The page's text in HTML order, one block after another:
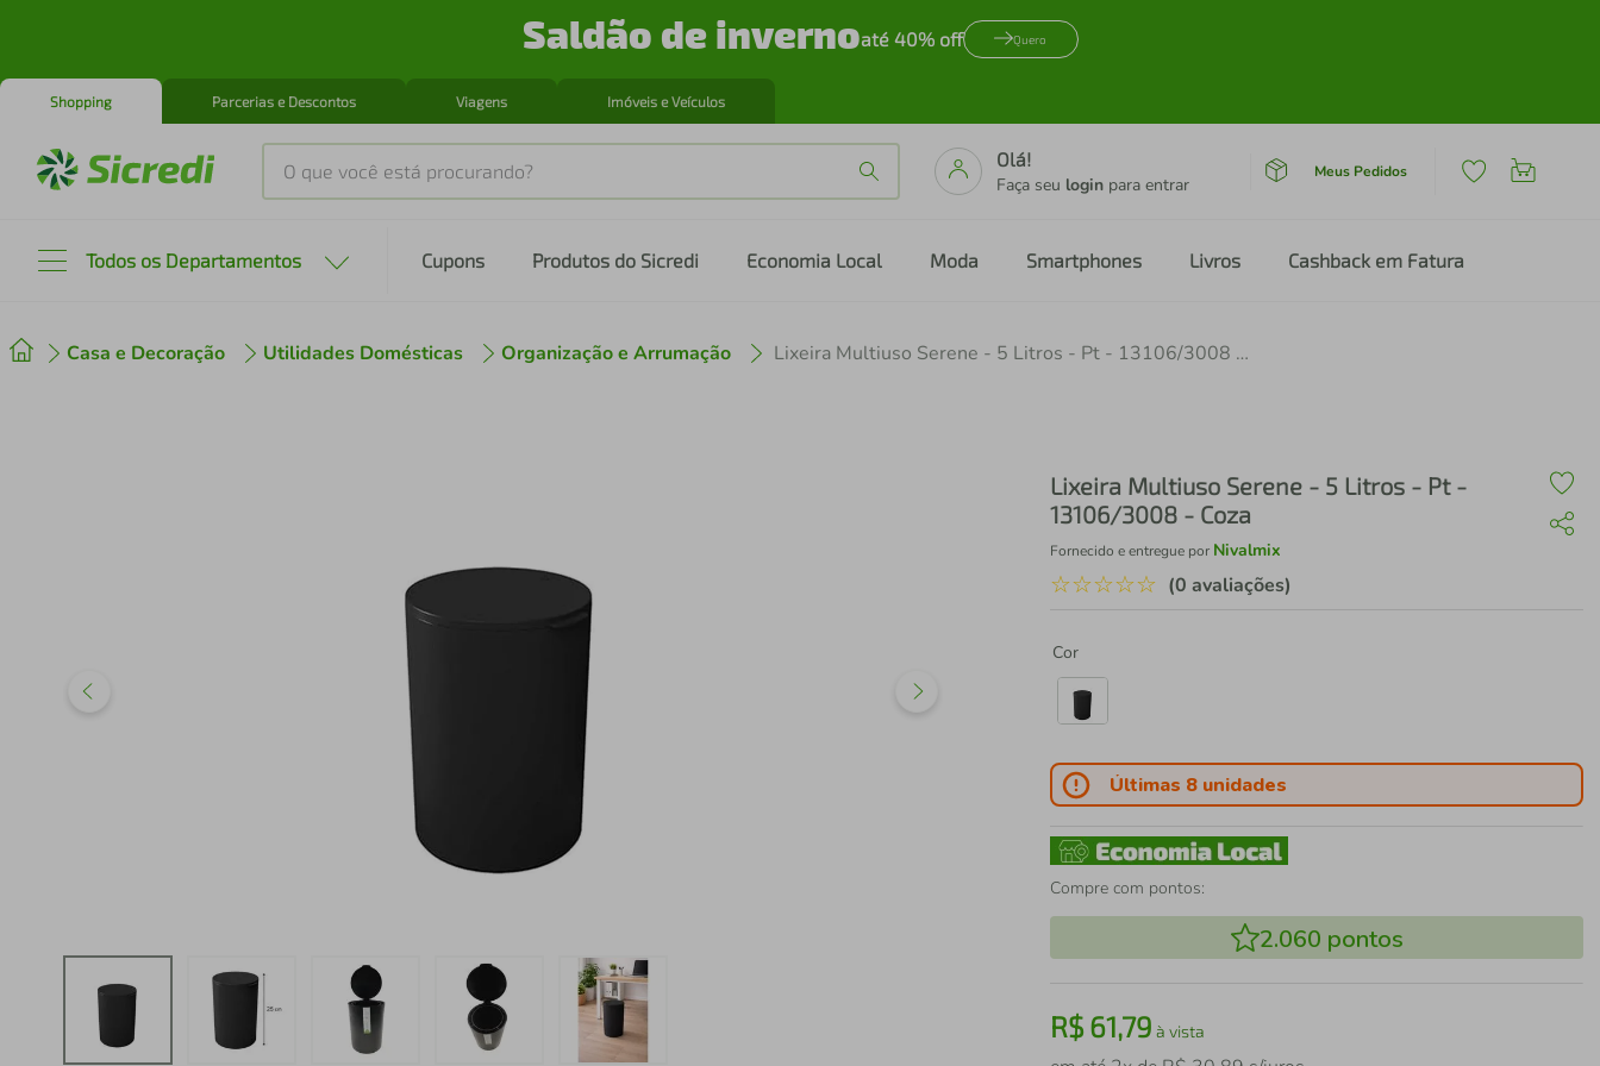
Saldão de invernoaté 40% off Quero
Shopping Parcerias e Descontos Viagens Imóveis e Veículos
O que você está procurando?
Olá!
Faça seu login para entrar
Meus Pedidos
Todos os Departamentos Cupons Produtos do Sicredi Economia Local Moda Smartphones Livros Cashback em Fatura
Casa e Decoração Utilidades Domésticas Organização e Arrumação Lixeira Multiuso Serene - 5 Litros - Pt - 13106/3008 - Coza
Lixeira Multiuso Serene - 5 Litros - Pt -
13106/3008 - Coza
Fornecido e entregue por Nivalmix
☆☆☆☆☆ (0 avaliações)
Cor
Últimas 8 unidades
Compre com pontos:
2.060 pontos
R$61,79 à vista
º cafeteira